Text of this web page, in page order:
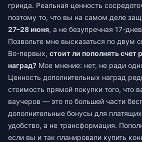
гринда. Реальная ценность
поэтому то, что вы на самом деле
27–28 июня, а не безупречная 17-
Позвольте мне высказаться по двум
Во-первых, стоит ли пополнять счет
наград? Мое мнение: нет, не ради
Ценность дополнительных наград
стоимость прямой покупки того, что
ваучеров — это по большей части
дополнительные бонусы для
удобство, а не трансформация.
если вы и так планировали купить